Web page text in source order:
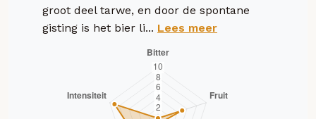
groot deel tarwe, en door de spontane
gisting is het bier li... Lees meer